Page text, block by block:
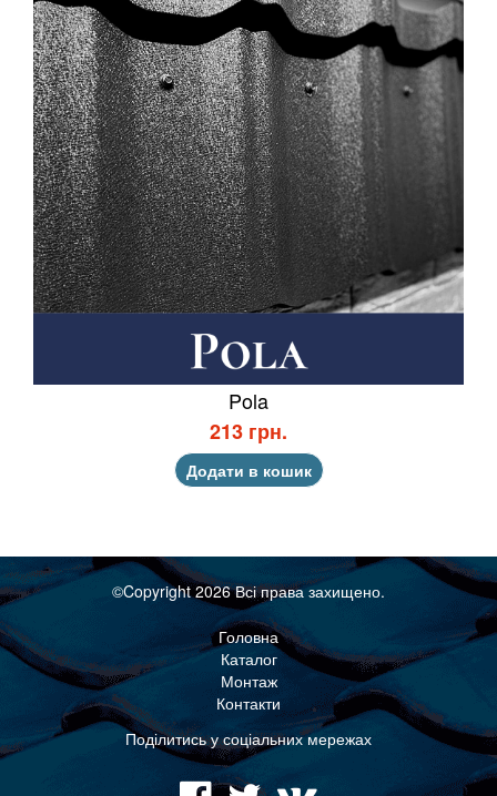
Pola
213 грн.
Додати в кошик
©Copyright 2026 Всі права захищено.
Головна
Каталог
Монтаж
Контакти
Поділитись у соціальних мережах